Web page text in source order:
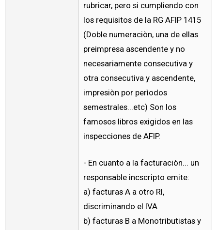
rubricar, pero si cumpliendo con
los requisitos de la RG AFIP 1415
(Doble numeraciòn, una de ellas
preimpresa ascendente y no
necesariamente consecutiva y
otra consecutiva y ascendente,
impresiòn por perìodos
semestrales...etc) Son los
famosos libros exigidos en las
inspecciones de AFIP.
- En cuanto a la facturaciòn... un
responsable incscripto emite:
a) facturas A a otro RI,
discriminando el IVA
b) facturas B a Monotributistas y